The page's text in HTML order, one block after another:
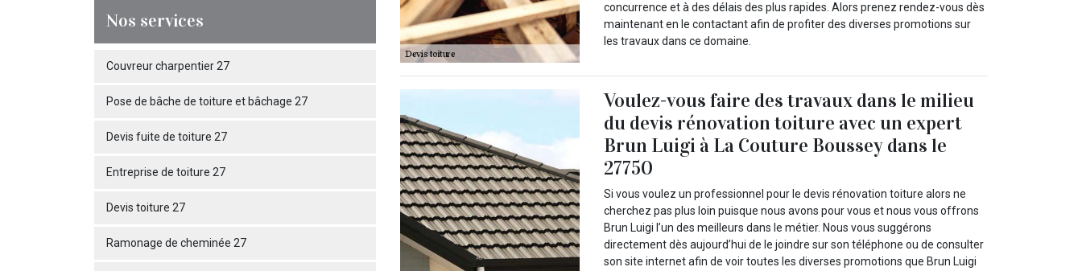
Nos services
Couvreur charpentier 27
Pose de bâche de toiture et bâchage 27
Devis fuite de toiture 27
Entreprise de toiture 27
Devis toiture 27
Ramonage de cheminée 27
concurrence et à des délais des plus rapides. Alors prenez rendez-vous dès
maintenant en le contactant afin de profiter des diverses promotions sur
les travaux dans ce domaine.
Voulez-vous faire des travaux dans le milieu
du devis rénovation toiture avec un expert
Brun Luigi à La Couture Boussey dans le
27750
Si vous voulez un professionnel pour le devis rénovation toiture alors ne
cherchez pas plus loin puisque nous avons pour vous et nous vous offrons
Brun Luigi l’un des meilleurs dans le métier. Nous vous suggérons
directement dès aujourd’hui de le joindre sur son téléphone ou de consulter
son site internet afin de voir toutes les diverses promotions que Brun Luigi